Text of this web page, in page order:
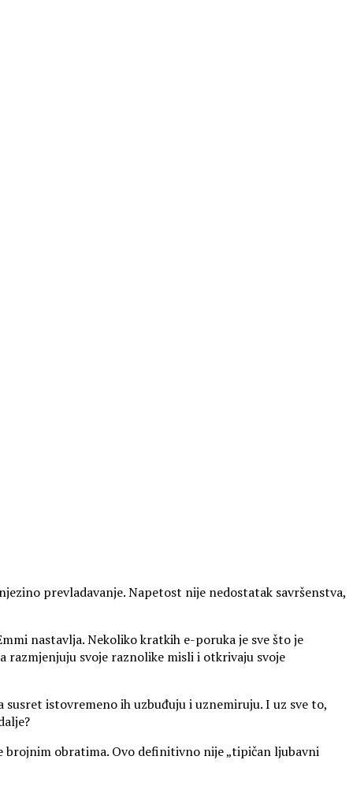
prevladavanje. Napetost nije nedostatak savršenstva,
nastavlja. Nekoliko kratkih e-poruka je sve što je
razmjenjuju svoje raznolike misli i otkrivaju svoje
istovremeno ih uzbuđuju i uznemiruju. I uz sve to,
brojnim obratima. Ovo definitivno nije „tipičan ljubavni